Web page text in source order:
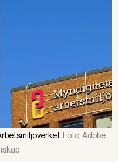
Foto:Adobe